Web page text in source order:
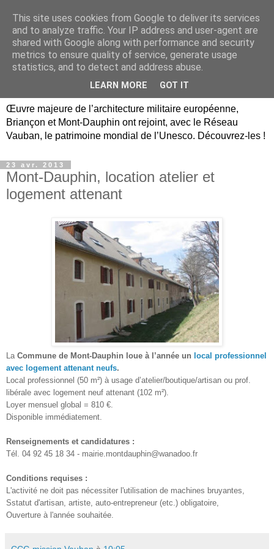
Briançon, Mont-Dauphin,
Vauban Unesco Hautes-
Œuvre majeure de l’architecture militaire européenne,
Briançon et Mont-Dauphin ont rejoint, avec le Réseau
Vauban, le patrimoine mondial de l’Unesco. Découvrez-les !
23 avr. 2013
Mont-Dauphin, location atelier et
logement attenant
La Commune de Mont-Dauphin loue à l’année un local professionnel
avec logement attenant neufs.
Local professionnel (50 m²) à usage d’atelier/boutique/artisan ou prof.
libérale avec logement neuf attenant (102 m²).
Loyer mensuel global = 810 €.
Disponible immédiatement.
Renseignements et candidatures :
Tél. 04 92 45 18 34 - mairie.montdauphin@wanadoo.fr
Conditions requises :
L'activité ne doit pas nécessiter l'utilisation de machines bruyantes
Sstatut d'artisan, artiste , auto-entrepreneur (etc.) obligatoire,
Ouverture à l'année souhaitée.
This site uses cookies from Google to deliver its services
and to analyze traffic. Your IP address and user-agent are
shared with Google along with performance and security
metrics to ensure quality of service, generate usage
statistics, and to detect and address abuse.
LEARN MORE GOT IT